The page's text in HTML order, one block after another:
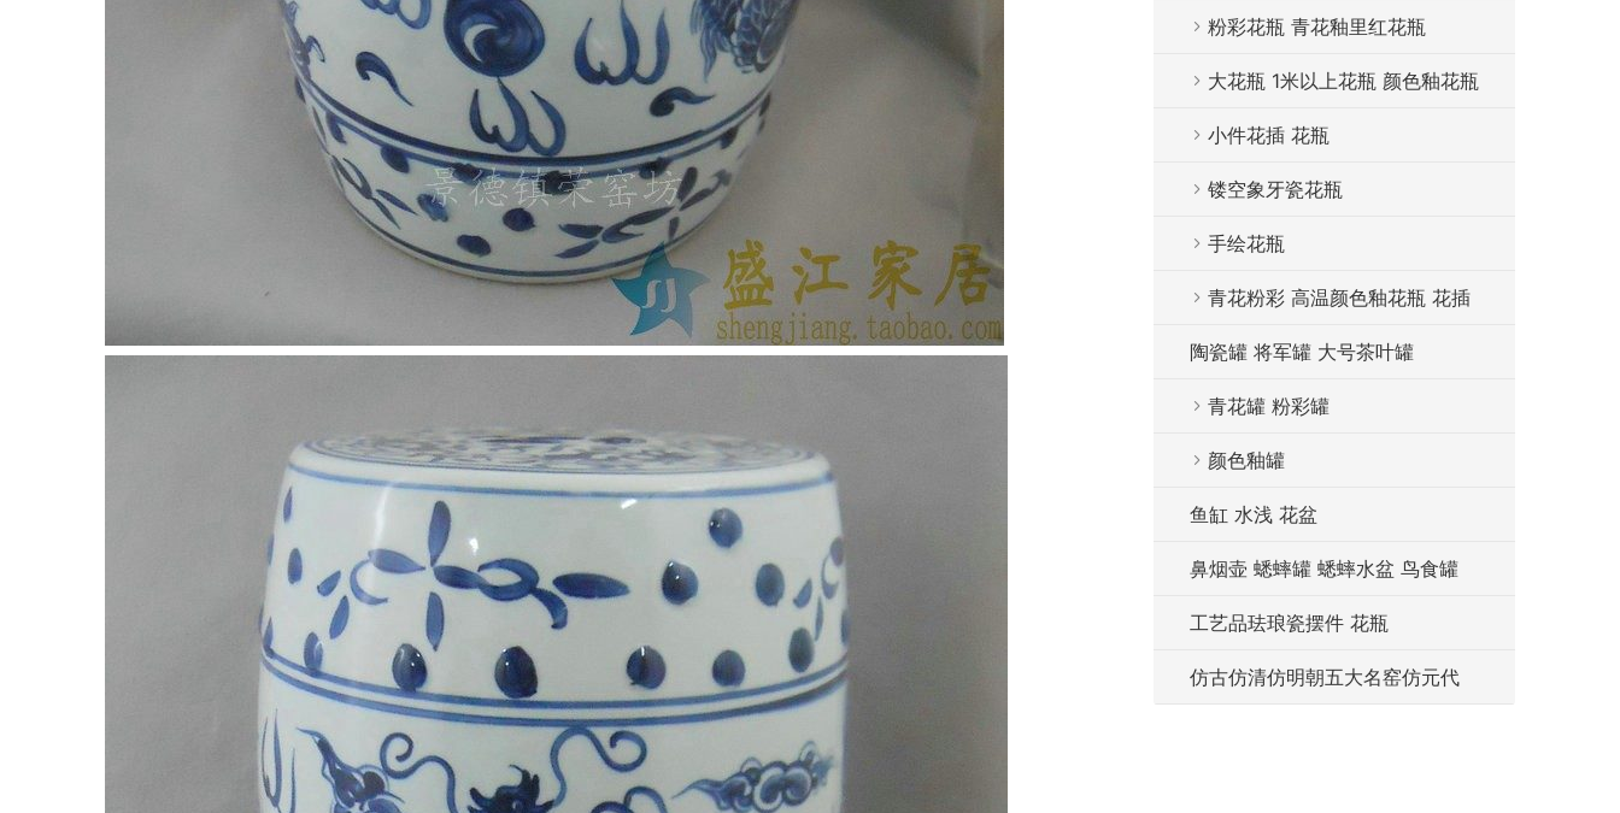
粉彩花瓶 青花釉里红花瓶
大花瓶 1米以上花瓶 颜色釉花瓶
小件花插 花瓶
镂空象牙瓷花瓶
手绘花瓶
青花粉彩 高温颜色釉花瓶 花插
陶瓷罐 将军罐 大号茶叶罐
青花罐 粉彩罐
颜色釉罐
鱼缸 水浅 花盆
鼻烟壶 蟋蟀罐 蟋蟀水盆 鸟食罐
工艺品珐琅瓷摆件 花瓶
仿古仿清仿明朝五大名窑仿元代